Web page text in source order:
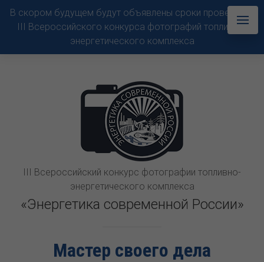
В скором будущем будут объявлены сроки проведения
III Всероссийского конкурса фотографий топливно-
энергетического комплекса
III Всероссийский конкурс фотографии топливно-
энергетического комплекса
«Энергетика современной России»
Мастер своего дела